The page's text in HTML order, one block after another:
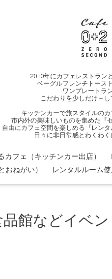
2010年にカフェレストラン
ベーグルフレンチトース
ワンプレートラ
こだわりを少しだけ＋し
キッチンカーで旅スタイルの
市内外の美味しいものを集めた『
自由にカフェ空間を楽しめる『レン
日々に非日常感とわくわく
カフェ（キッチンカー出店）
おねがい）
レンタルルーム使
品館などイベ